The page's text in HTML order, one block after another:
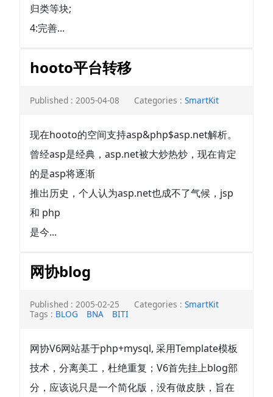
归类等块;
4:完善...
hooto平台转移
Published : 2005-04-08 Categories : SmartKit
现在hooto的空间支持asp&php$asp.net解析。
曾经asp是经典，asp.net被大炒热炒，现在肯定
的是asp将逐渐
推出历史，个人认为asp.net也成不了气候，jsp
和 php
是今...
网协blog
Published : 2005-02-25 Categories : SmartKit
Tags : BLOG BNA BITI
网协V6网站基于php+mysql, 采用Template模板
技术，分离美工，杜绝重复；V6首先挂上blog部
分，应该说只是一个简化版，没有做皮肤，旨在